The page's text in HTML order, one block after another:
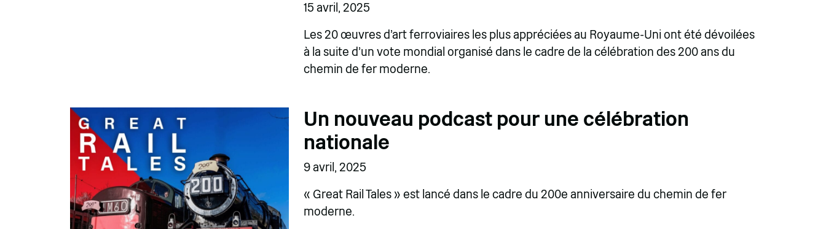
15 avril, 2025
Les 20 œuvres d'art ferroviaires les plus appréciées au Royaume-Uni ont été dévoilées
à la suite d'un vote mondial organisé dans le cadre de la célébration des 200 ans du
chemin de fer moderne.
Un nouveau podcast pour une célébration
nationale
9 avril, 2025
« Great Rail Tales » est lancé dans le cadre du 200e anniversaire du chemin de fer
moderne.